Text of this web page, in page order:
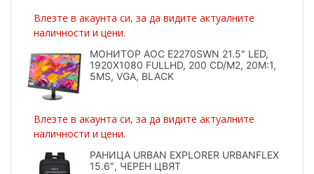
Влезте в акаунта си, за да видите актуалните
наличности и цени.
МОНИТОР AOC E2270SWN 21.5" LED,
1920X1080 FULLHD, 200 CD/M2, 20M:1,
5MS, VGA, BLACK
Влезте в акаунта си, за да видите актуалните
наличности и цени.
РАНИЦА URBAN EXPLORER URBANFLEX
15.6″, ЧЕРЕН ЦВЯТ